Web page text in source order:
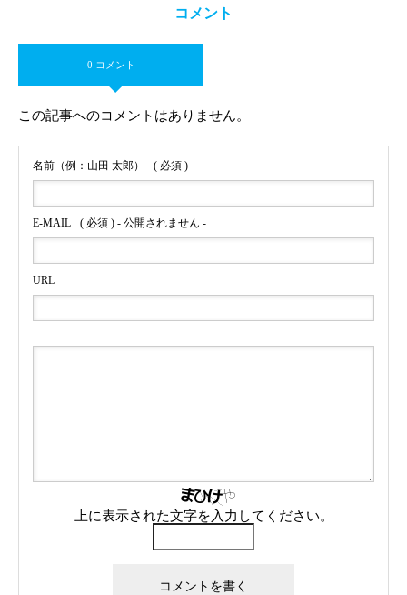
コメント
0 コメント
この記事へのコメントはありません。
名前（例：山田 太郎） ( 必須 )
E-MAIL ( 必須 ) - 公開されません -
URL
上に表示された文字を入力してください。